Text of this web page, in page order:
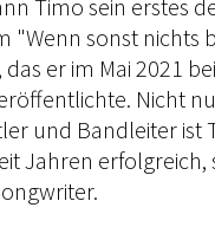
Timo sein erstes
"Wenn sonst nichts
er im Mai 2021
Nicht
und Bandleiter ist
Jahren erfolgreich,